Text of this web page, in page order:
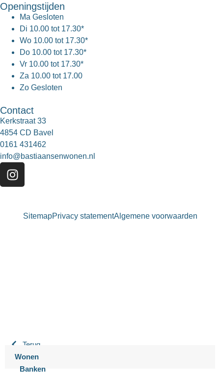
Openingstijden
Ma Gesloten
Di 10.00 tot 17.30*
Wo 10.00 tot 17.30*
Do 10.00 tot 17.30*
Vr 10.00 tot 17.30*
Za 10.00 tot 17.00
Zo Gesloten
Contact
Kerkstraat 33
4854 CD Bavel
0161 431462
info@bastiaansenwonen.nl
SitemapPrivacy statementAlgemene voorwaarden
Terug
Wonen
Banken